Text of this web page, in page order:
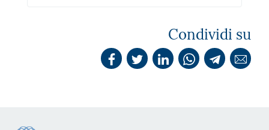
Condividi su